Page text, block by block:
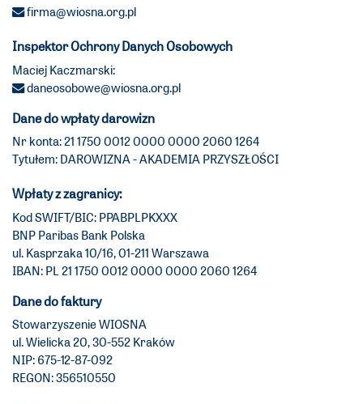
firma@wiosna.org.pl
Inspektor Ochrony Danych Osobowych
Maciej Kaczmarski:
daneosobowe@wiosna.org.pl
Dane do wpłaty darowizn
Nr konta: 21 1750 0012 0000 0000 2060 1264
Tytułem: DAROWIZNA - AKADEMIA PRZYSZŁOŚCI
Wpłaty z zagranicy:
Kod SWIFT/BIC: PPABPLPKXXX
BNP Paribas Bank Polska
ul. Kasprzaka 10/16, 01-211 Warszawa
IBAN: PL 21 1750 0012 0000 0000 2060 1264
Dane do faktury
Stowarzyszenie WIOSNA
ul. Wielicka 20, 30-552 Kraków
NIP: 675-12-87-092
REGON: 356510550